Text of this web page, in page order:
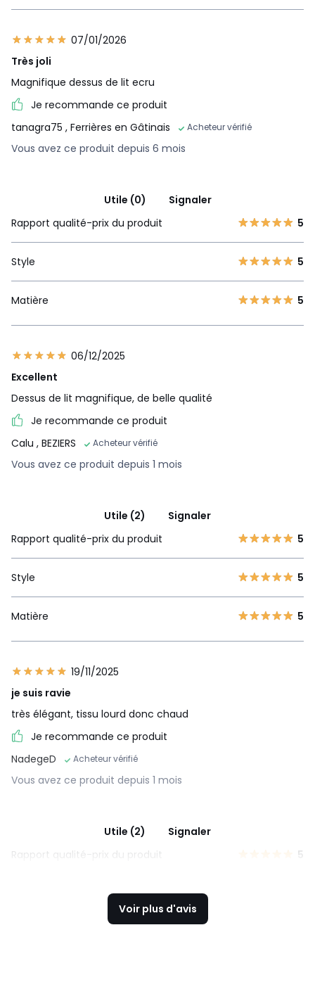
07/01/2026
Très joli
Magnifique dessus de lit ecru
Je recommande ce produit
tanagra75 , Ferrières en Gâtinais Acheteur vérifié
Vous avez ce produit depuis 6 mois
Utile (0)
Signaler
Rapport qualité-prix du produit
5
Style 5
Matière 5
06/12/2025
Excellent
Dessus de lit magnifique, de belle qualité
Je recommande ce produit
Calu , BEZIERS Acheteur vérifié
Vous avez ce produit depuis 1 mois
Utile (2)
Signaler
Rapport qualité-prix du produit
5
Style 5
Matière 5
19/11/2025
je suis ravie
très élégant, tissu lourd donc chaud
Je recommande ce produit
NadegeD
Acheteur vérifié
Vous avez ce produit depuis 1 mois
Utile (2)
Signaler
Rapport qualité-prix du produit
5
Voir plus d'avis